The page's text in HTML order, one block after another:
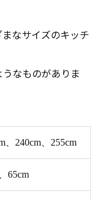
なサイズのキッチ
なものがありま
、240cm、255cm
65cm